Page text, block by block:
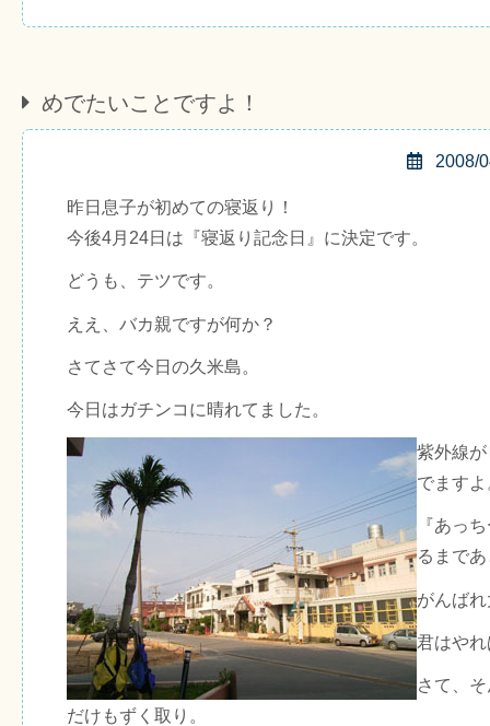
めでたいことですよ！
2008/
昨日息子が初めての寝返り！
今後4月24日は『寝返り記念日』に決定です。
どうも、テツです。
ええ、バカ親ですが何か？
さてさて今日の久米島。
今日はガチンコに晴れてました。
紫外線
でますよ
『あっ
るまで
がんば
君はや
さて、
だけもずく取り。